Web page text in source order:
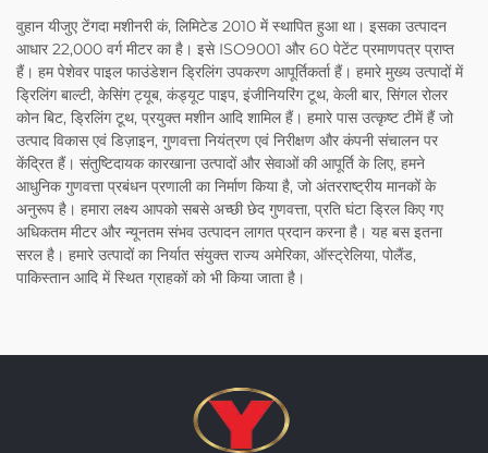
वुहान यीजुए टेंगदा मशीनरी कं, लिमिटेड 2010 में स्थापित हुआ था। इसका उत्पादन
आधार 22,000 वर्ग मीटर का है। इसे ISO9001 और 60 पेटेंट प्रमाणपत्र प्राप्त
हैं। हम पेशेवर पाइल फाउंडेशन ड्रिलिंग उपकरण आपूर्तिकर्ता हैं। हमारे मुख्य उत्पादों में
ड्रिलिंग बाल्टी, केसिंग ट्यूब, कंड्यूट पाइप, इंजीनियरिंग टूथ, केली बार, सिंगल रोलर
कोन बिट, ड्रिलिंग टूथ, प्रयुक्त मशीन आदि शामिल हैं। हमारे पास उत्कृष्ट टीमें हैं जो
उत्पाद विकास एवं डिज़ाइन, गुणवत्ता नियंत्रण एवं निरीक्षण और कंपनी संचालन पर
केंद्रित हैं। संतुष्टिदायक कारखाना उत्पादों और सेवाओं की आपूर्ति के लिए, हमने
आधुनिक गुणवत्ता प्रबंधन प्रणाली का निर्माण किया है, जो अंतरराष्ट्रीय मानकों के
अनुरूप है। हमारा लक्ष्य आपको सबसे अच्छी छेद गुणवत्ता, प्रति घंटा ड्रिल किए गए
अधिकतम मीटर और न्यूनतम संभव उत्पादन लागत प्रदान करना है। यह बस इतना
सरल है। हमारे उत्पादों का निर्यात संयुक्त राज्य अमेरिका, ऑस्ट्रेलिया, पोलैंड,
पाकिस्तान आदि में स्थित ग्राहकों को भी किया जाता है।